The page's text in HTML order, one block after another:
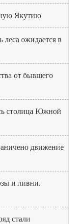
Якутию
леса ожидается в
от бывшего
столица Южной
движение
и ливни.
стали